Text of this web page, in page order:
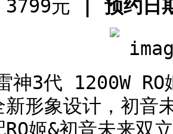
3799元 | 预约日
神3代 1200W
新形象设计，初音
姬&初音未来双